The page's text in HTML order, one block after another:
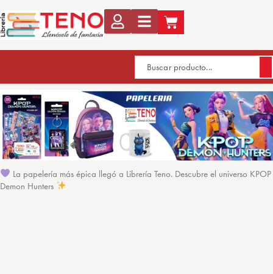
La papelería más épica llegó a Librería Teno. Descubre el universo KPOP
Demon Hunters